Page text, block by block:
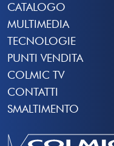
CATALOGO
MULTIMEDIA
TECNOLOGIE
PUNTI VENDITA
COLMIC TV
CONTATTI
SMALTIMENTO